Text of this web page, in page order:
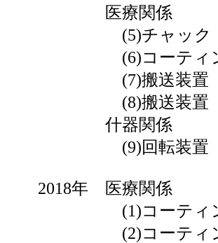
医療関係
(5)チャック
(6)コーティン
(7)搬送装置
(8)搬送装置
什器関係
(9)回転装置
2018年 医療関係
(1)コーティン
(2)コーティン